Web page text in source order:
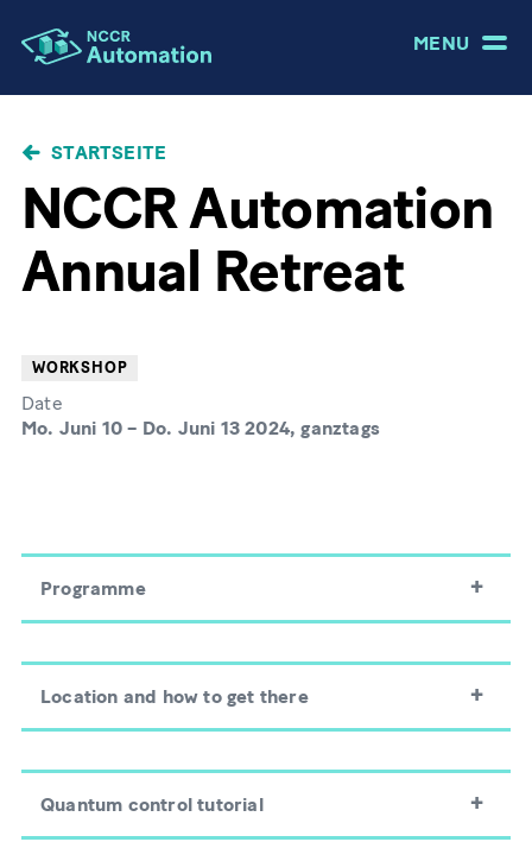
MENU
PFADNAVIGATION
STARTSEITE
NCCR Automation
Annual Retreat
WORKSHOP
Date
Mo. Juni 10 – Do. Juni 13 2024, ganztags
Programme
Location and how to get there
Quantum control tutorial